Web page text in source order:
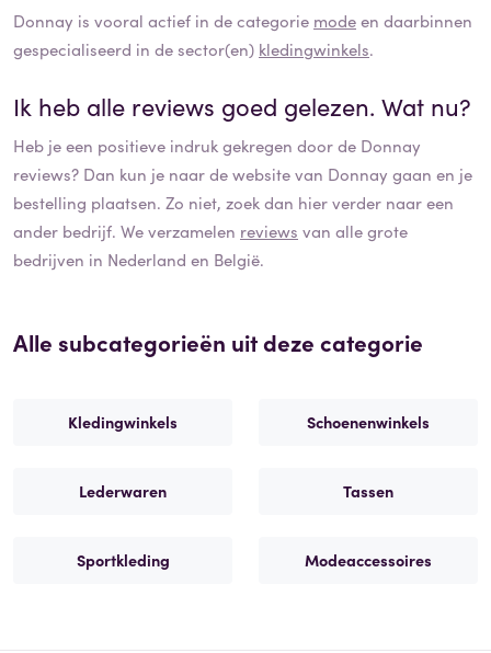
Donnay is vooral actief in de categorie modeen daarbinnen
gespecialiseerd in de sector(en) kledingwinkels.
Ik heb alle reviews goed gelezen. Wat nu?
Heb je een positieve indruk gekregen door de Donnay
reviews? Dan kun je naar de website van Donnay gaan en je
bestelling plaatsen. Zo niet, zoek dan hier verder naar een
ander bedrijf. We verzamelen reviews van alle grote
bedrijven in Nederland en België.
Alle subcategorieën uit deze categorie
Kledingwinkels Schoenenwinkels
Lederwaren Tassen
Sportkleding Modeaccessoires